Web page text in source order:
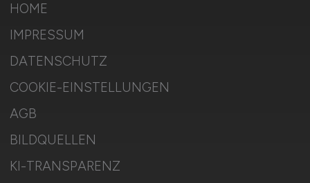
HOME
IMPRESSUM
DATENSCHUTZ
COOKIE-EINSTELLUNGEN
AGB
BILDQUELLEN
KI-TRANSPARENZ